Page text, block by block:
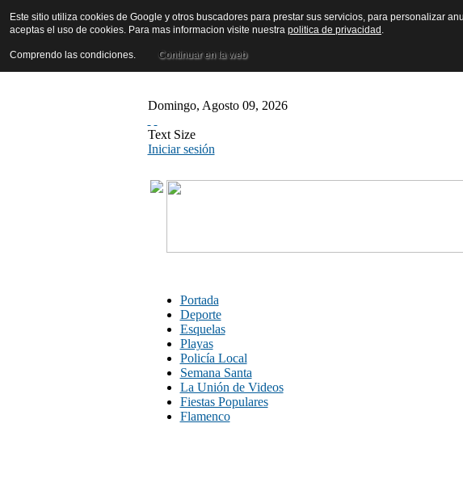
Domingo, Agosto 09, 2026
Text Size
Iniciar sesión
Portada
Deporte
Esquelas
Playas
Policía Local
Semana Santa
La Unión de Videos
Fiestas Populares
Flamenco
Este sitio utiliza cookies de Google y otros buscadores para prestar sus servicios, para personalizar
aceptas el uso de cookies. Para mas informacion visite nuestra politica de privacidad .
Comprendo las condiciones. Continuar en la web